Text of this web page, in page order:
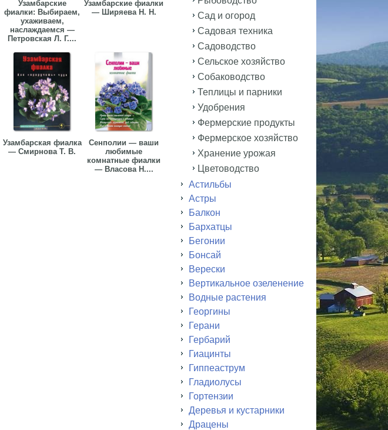
Узамбарские
фиалки: Выбираем,
ухаживаем,
наслаждаемся —
Петровская Л. Г....
Узамбарские фиалки
— Ширяева Н. Н.
Узамбарская фиалка
— Смирнова Т. В.
Сенполии — ваши
любимые
комнатные фиалки
— Власова Н....
Сад и огород
Садовая техника
Садоводство
Сельское хозяйство
Собаководство
Теплицы и парники
Удобрения
Фермерские продукты
Фермерское хозяйство
Хранение урожая
Цветоводство
Астильбы
Астры
Балкон
Бархатцы
Бегонии
Бонсай
Верески
Вертикальное озеленение
Водные растения
Георгины
Герани
Гербарий
Гиацинты
Гиппеаструм
Гладиолусы
Гортензии
Деревья и кустарники
Драцены